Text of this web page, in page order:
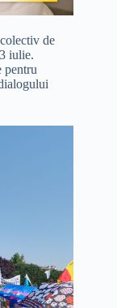
de
iulie.
pentru